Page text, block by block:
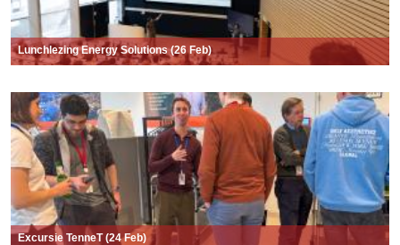
Lunchlezing Energy Solutions (26 Feb)
Excursie TenneT (24 Feb)